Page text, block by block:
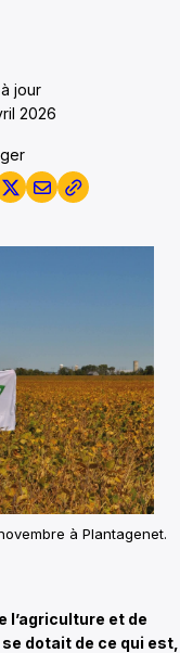
jour
2026
à Plantagenet.
l’agriculture et de
dotait de ce qui est,